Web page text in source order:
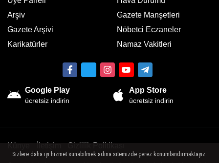
Arşiv
Gazete Arşivi
Karikatürler
Gazete Manşetleri
Nöbetci Eczaneler
Namaz Vakitleri
Google Play
ücretsiz indirin
App Store
ücretsiz indirin
Künye İletişim Gizlilik Politikası
Sizlere daha iyi hizmet sunabilmek adına sitemizde çerez konumlandırmaktayız.